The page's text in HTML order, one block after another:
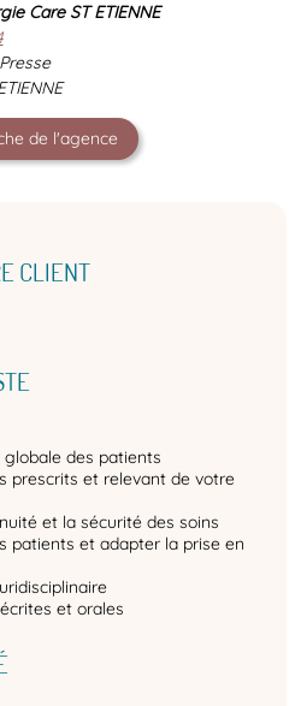
Care ST ETIENNE
de l'agence
CLIENT
des patients
prescrits et relevant de votre
et la sécurité des soins
patients et adapter la prise en
et orales